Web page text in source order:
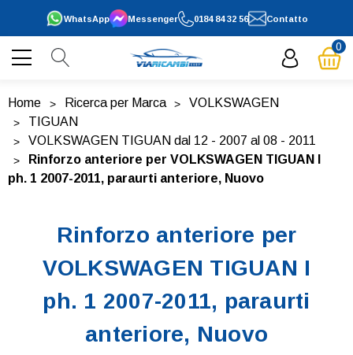
0184 84 32 56
WhatsApp Contatto
Messenger
0
Home Ricerca per Marca
VOLKSWAGEN
TIGUAN
VOLKSWAGEN TIGUAN dal 12 - 2007 al 08 - 2011
Rinforzo anteriore per VOLKSWAGEN TIGUAN I
ph. 1 2007-2011, paraurti anteriore, Nuovo
Rinforzo anteriore per
VOLKSWAGEN TIGUAN I
ph. 1 2007-2011, paraurti
anteriore, Nuovo